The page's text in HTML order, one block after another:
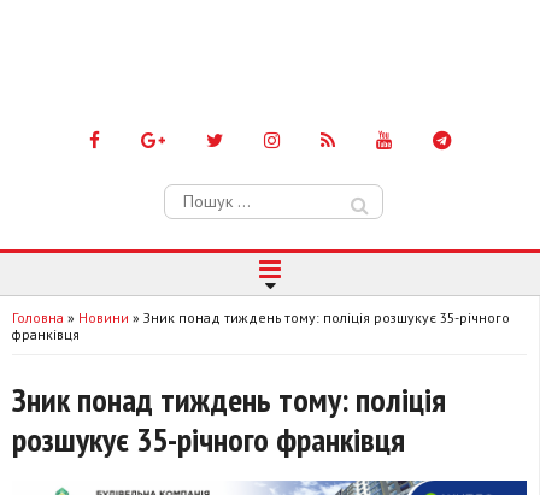
Пошук:
Головна » Новини » Зник понад тиждень тому: поліція розшукує 35-річного
франківця
Зник понад тиждень тому: поліція
розшукує 35-річного франківця